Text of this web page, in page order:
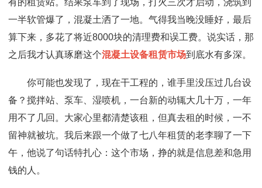
有的租赁站。结果泵车到了现场，打火三次才启动，浇筑到
一半软管爆了，混凝土洒了一地。气得我当晚没睡好，最后
算下来，多花了将近8000块的清理费和误工费。说实话，那
之后我才认真琢磨这个混凝土设备租赁市场到底水有多深。
你可能也发现了，现在干工程的，谁手里没压过几台设
备？搅拌站、泵车、湿喷机，一台新的动辄大几十万，一年
用不了几回。大家心里都清楚该租，但真去租的时候，一不
留神就被坑。我后来跟一个做了七八年租赁的老李聊了一下
午，他说了句话特扎心：这个市场，挣的就是信息差和急用
钱的人。